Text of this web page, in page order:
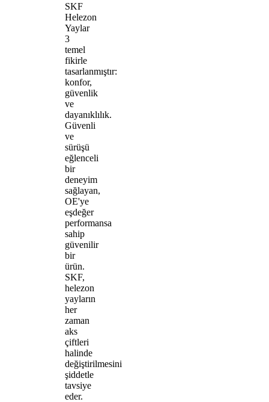
SKF
Helezon
Yaylar
3
temel
fikirle
tasarlanmıştır:
konfor,
güvenlik
ve
dayanıklılık.
Güvenli
ve
sürüşü
eğlenceli
bir
deneyim
sağlayan,
OE'ye
eşdeğer
performansa
sahip
güvenilir
bir
ürün.
SKF,
helezon
yayların
her
zaman
aks
çiftleri
halinde
değiştirilmesini
şiddetle
tavsiye
eder.